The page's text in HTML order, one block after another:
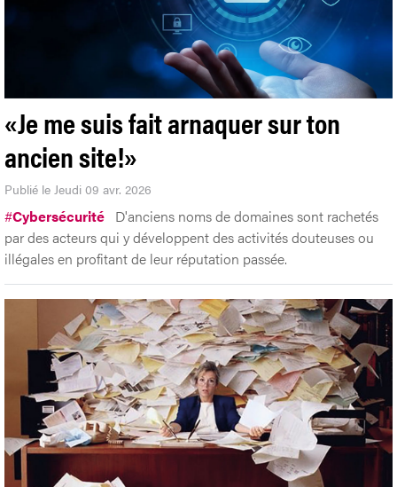
«Je me suis fait arnaquer sur ton
ancien site!»
Publié le Jeudi 09 avr. 2026
#Cybersécurité D'anciens noms de domaines sont rachetés
par des acteurs qui y développent des activités douteuses ou
illégales en profitant de leur réputation passée.